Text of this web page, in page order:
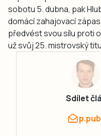
sobotu 5. dubna, pak
domácí zahajovací
předvést svou sílu proti
už svůj 25. mistrovský
Sdílet